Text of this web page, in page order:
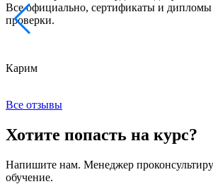
Все официально, сертификаты и
проверки.
Карим
Все отзывы
Хотите попасть на курс?
Напишите нам. Менеджер
обучение.